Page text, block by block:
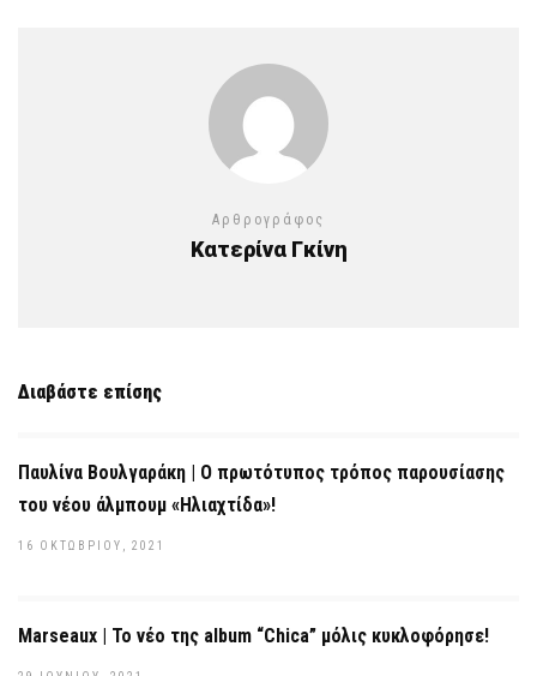
Αρθρογράφος
Κατερίνα Γκίνη
Διαβάστε επίσης
Παυλίνα Βουλγαράκη | Ο πρωτότυπος τρόπος παρουσίασης
του νέου άλμπουμ «Ηλιαχτίδα»!
16 ΟΚΤΩΒΡΊΟΥ, 2021
Marseaux | Το νέο της album “Chica” μόλις κυκλοφόρησε!